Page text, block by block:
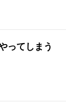
ってしまう